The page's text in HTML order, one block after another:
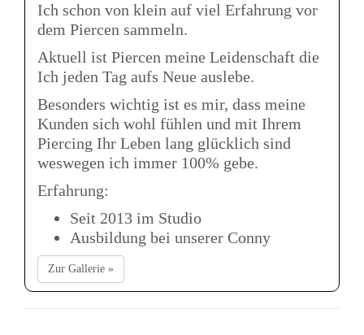
Ich schon von klein auf viel Erfahrung vor
dem Piercen sammeln.
Aktuell ist Piercen meine Leidenschaft die
Ich jeden Tag aufs Neue auslebe.
Besonders wichtig ist es mir, dass meine
Kunden sich wohl fühlen und mit Ihrem
Piercing Ihr Leben lang glücklich sind
weswegen ich immer 100% gebe.
Erfahrung:
Seit 2013 im Studio
Ausbildung bei unserer Conny
Zur Gallerie »